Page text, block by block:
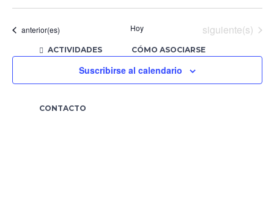
ACTIVIDADES CÓMO ASOCIARSE
CONTACTO
de
Selecciona
Eventos
anterior(es) Hoy Eventos
siguiente(s)
Suscribirse al calendario